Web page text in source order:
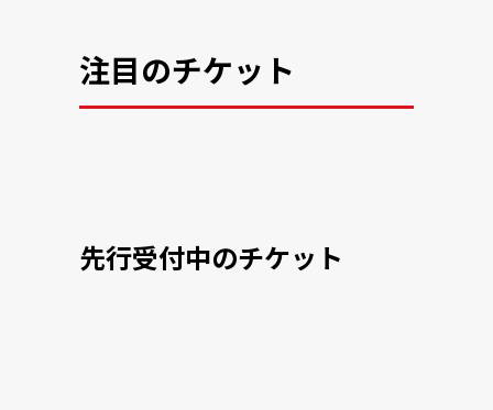
注目のチケット
先行受付中のチケット